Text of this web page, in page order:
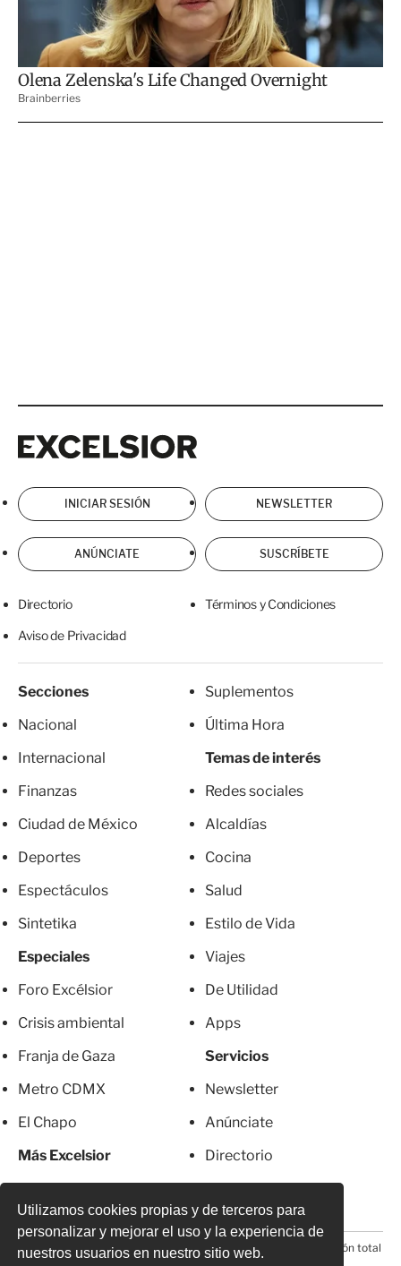
Utilizamos cookies propias y de terceros para
personalizar y mejorar el uso y la experiencia de
nuestros usuarios en nuestro sitio web.
INICIAR SESIÓN NEWSLETTER
ANÚNCIATE SUSCRÍBETE
Directorio Términos y Condiciones
Aviso de Privacidad
Secciones
Nacional
Internacional
Finanzas
Ciudad de México
Deportes
Espectáculos
Sintetika
Especiales
Foro Excélsior
Crisis ambiental
Franja de Gaza
Metro CDMX
El Chapo
Más Excelsior
Mujeres
Suplementos
Última Hora
Temas de interés
Redes sociales
Alcaldías
Cocina
Salud
Estilo de Vida
Viajes
De Utilidad
Apps
Servicios
Newsletter
Anúnciate
Directorio
Suscripciones
© 2026 Todos los derechos reservados. Prohibida la reproducción total
o parcial, incluyendo cualquier medio electrónico*